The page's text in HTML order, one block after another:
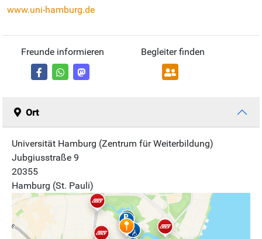
www.uni-hamburg.de
Freunde informieren Begleiter finden
Ort
Universität Hamburg (Zentrum für Weiterbildung)
Jubgiusstraße 9
20355
Hamburg (St. Pauli)